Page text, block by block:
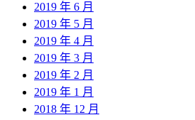
2019 年 6 月
2019 年 5 月
2019 年 4 月
2019 年 3 月
2019 年 2 月
2019 年 1 月
2018 年 12 月